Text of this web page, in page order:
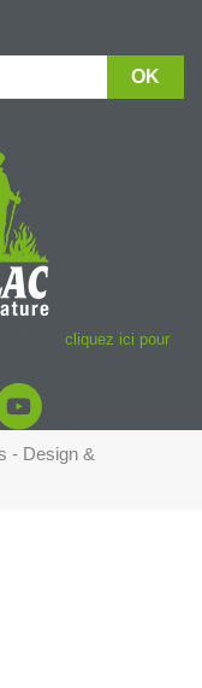
cliquez ici pour
- Design &